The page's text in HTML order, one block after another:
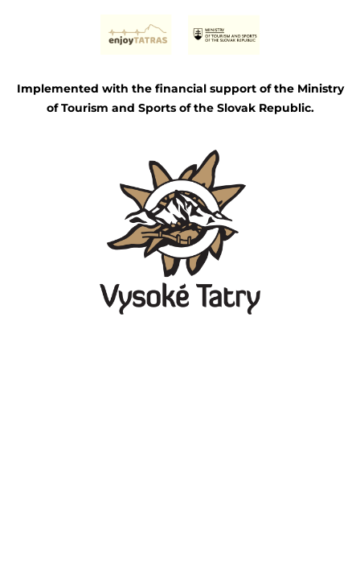
Implemented with the financial support of the Ministry
of Tourism and Sports of the Slovak Republic.